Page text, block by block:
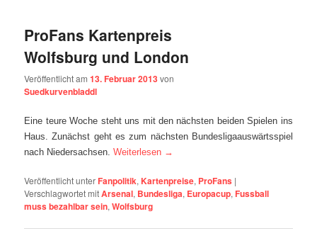
ProFans Kartenpreis
Wolfsburg und London
Veröffentlicht am13. Februar 2013von
Suedkurvenbladdl
Eine teure Woche steht uns mit den nächsten beiden Spielen ins
Haus. Zunächst geht es zum nächsten Bundesligaauswärtsspiel
nach Niedersachsen.Weiterlesen →
Veröffentlicht unter Fanpolitik, Kartenpreise, ProFans |
Verschlagwortet mitArsenal, Bundesliga, Europacup, Fussball
muss bezahlbar sein,Wolfsburg